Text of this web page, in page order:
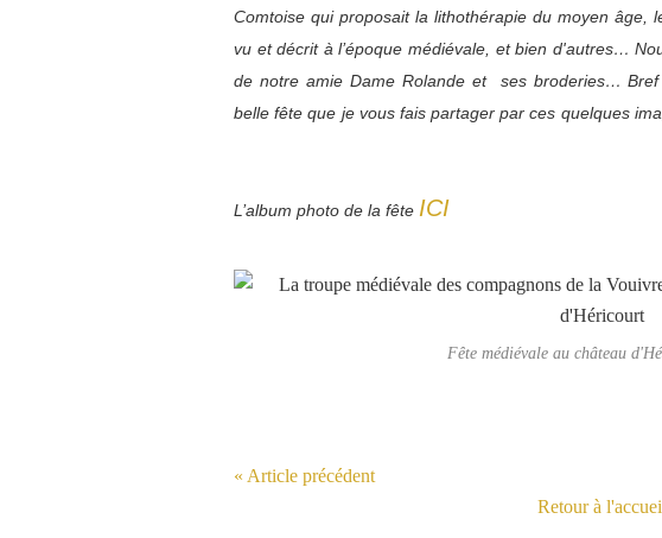
Comtoise qui proposait la lithothérapie du moyen âge,
vu et décrit à l’époque médiévale, et bien d'autres…
de notre amie Dame Rolande et ses broderies…
belle fête que je vous fais partager par ces quelques
L’album photo de la fête ICI
Fête médiévale au château
« Article précédent
Retour à